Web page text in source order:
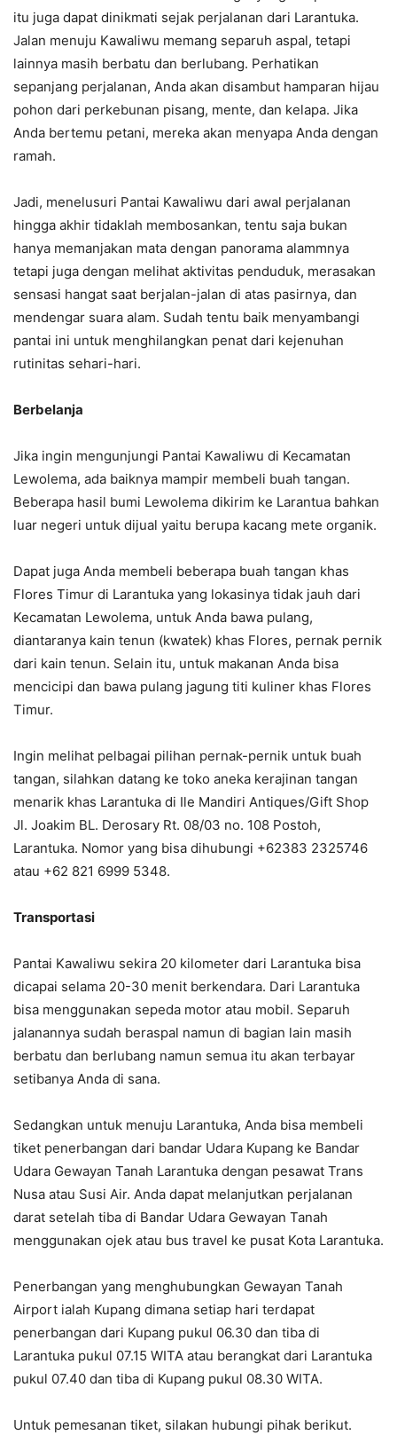
itu juga dapat dinikmati sejak perjalanan dari Larantuka.
Jalan menuju Kawaliwu memang separuh aspal, tetapi
lainnya masih berbatu dan berlubang. Perhatikan
sepanjang perjalanan, Anda akan disambut hamparan hijau
pohon dari perkebunan pisang, mente, dan kelapa. Jika
Anda bertemu petani, mereka akan menyapa Anda dengan
ramah.
Jadi, menelusuri Pantai Kawaliwu dari awal perjalanan
hingga akhir tidaklah membosankan, tentu saja bukan
hanya memanjakan mata dengan panorama alammnya
tetapi juga dengan melihat aktivitas penduduk, merasakan
sensasi hangat saat berjalan-jalan di atas pasirnya, dan
mendengar suara alam. Sudah tentu baik menyambangi
pantai ini untuk menghilangkan penat dari kejenuhan
rutinitas sehari-hari.
Berbelanja
Jika ingin mengunjungi Pantai Kawaliwu di Kecamatan
Lewolema, ada baiknya mampir membeli buah tangan.
Beberapa hasil bumi Lewolema dikirim ke Larantua bahkan
luar negeri untuk dijual yaitu berupa kacang mete organik.
Dapat juga Anda membeli beberapa buah tangan khas
Flores Timur di Larantuka yang lokasinya tidak jauh dari
Kecamatan Lewolema, untuk Anda bawa pulang,
diantaranya kain tenun (kwatek) khas Flores, pernak pernik
dari kain tenun. Selain itu, untuk makanan Anda bisa
mencicipi dan bawa pulang jagung titi kuliner khas Flores
Timur.
Ingin melihat pelbagai pilihan pernak-pernik untuk buah
tangan, silahkan datang ke toko aneka kerajinan tangan
menarik khas Larantuka di Ile Mandiri Antiques/Gift Shop
Jl. Joakim BL. Derosary Rt. 08/03 no. 108 Postoh,
Larantuka. Nomor yang bisa dihubungi +62383 2325746
atau +62 821 6999 5348.
Transportasi
Pantai Kawaliwu sekira 20 kilometer dari Larantuka bisa
dicapai selama 20-30 menit berkendara. Dari Larantuka
bisa menggunakan sepeda motor atau mobil. Separuh
jalanannya sudah beraspal namun di bagian lain masih
berbatu dan berlubang namun semua itu akan terbayar
setibanya Anda di sana.
Sedangkan untuk menuju Larantuka, Anda bisa membeli
tiket penerbangan dari bandar Udara Kupang ke Bandar
Udara Gewayan Tanah Larantuka dengan pesawat Trans
Nusa atau Susi Air. Anda dapat melanjutkan perjalanan
darat setelah tiba di Bandar Udara Gewayan Tanah
menggunakan ojek atau bus travel ke pusat Kota Larantuka.
Penerbangan yang menghubungkan Gewayan Tanah
Airport ialah Kupang dimana setiap hari terdapat
penerbangan dari Kupang pukul 06.30 dan tiba di
Larantuka pukul 07.15 WITA atau berangkat dari Larantuka
pukul 07.40 dan tiba di Kupang pukul 08.30 WITA.
Untuk pemesanan tiket, silakan hubungi pihak berikut.